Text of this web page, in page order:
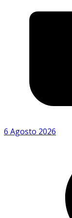
6 Agosto 2026